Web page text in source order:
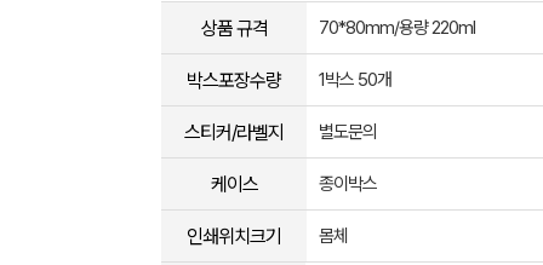
상품 규격 70*80mm/용량 220ml
박스포장수량 1박스 50개
스티커/라벨지 별도문의
케이스 종이박스
인쇄위치크기 몸체